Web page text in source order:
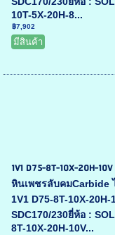
10T-5X-20H-8...
฿7,902
มีสินค้า
1V1 D75-8T-10X-20H-
หินเพชรลับคมCarbide
1V1 D75-8T-10X-20H-
SDC170/230ยี่ห้อ :
8T-10X-20H-10V...